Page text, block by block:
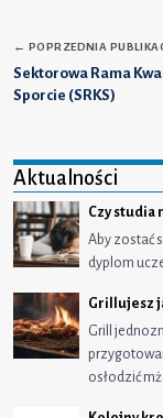
← POPRZEDNIA
Sektorowa Rama
Sporcie (SRKS)
Aktualności
Czy studia
Aby zostać
dyplom
Grillujesz
Grill
osłodzić